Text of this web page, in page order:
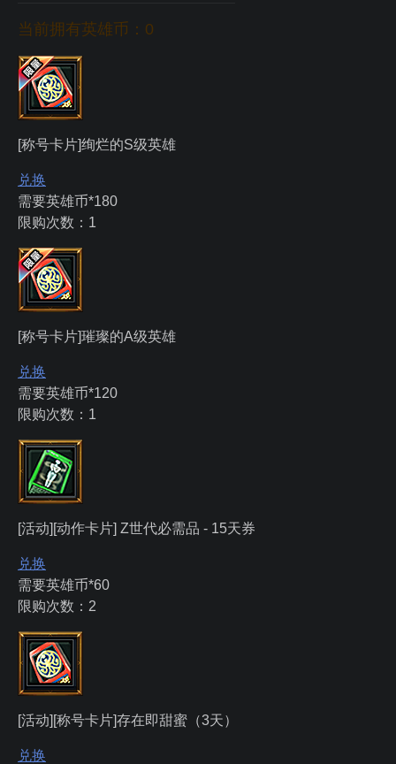
当前拥有英雄币： 0
[称号卡片]绚烂的S级英雄
兑换
需要英雄币*180
限购次数：1
[称号卡片]璀璨的A级英雄
兑换
需要英雄币*120
限购次数：1
[活动][动作卡片] Z世代必需品 - 15天券
兑换
需要英雄币*60
限购次数：2
[活动][称号卡片]存在即甜蜜（3天）
兑换